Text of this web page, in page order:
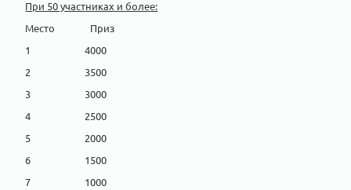
При 50 участниках и более:
Место Приз
1 4000
2 3500
3 3000
4 2500
5 2000
6 1500
7 1000